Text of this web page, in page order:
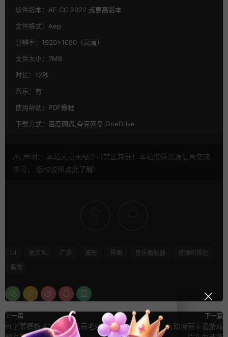
软件版本： AE CC 2022 或更高版本
文件格式： Aep
分辨率： 1920×1080（高清）
文件大小： 7MB
时长： 12秒
音乐： 有
使用帮助： PDF教程
下载方式： 百度网盘,夸克网盘,OneDrive
声明： 本站文章未经许可禁止转载！本站仅供资源信息交流
学习， 版权说明点此了解 ！
UI 复古风 广告 波形 界面 音乐播放器
音频可视化
黑胶
上一篇
Pr字幕模板 40款涂鸦乱画毛刺标
下一篇
Ae模板 创意广告动漫画卡通游戏